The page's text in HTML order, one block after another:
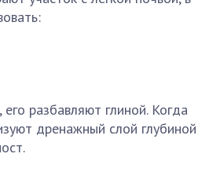
разбавляют глиной. Когда
дренажный слой глубиной